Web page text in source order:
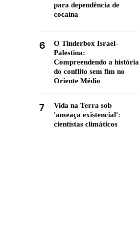
para dependência de
cocaína
6
O Tinderbox Israel-
Palestina:
Compreendendo a história
do conflito sem fim no
Oriente Médio
7
Vida na Terra sob
'ameaça existencial':
cientistas climáticos